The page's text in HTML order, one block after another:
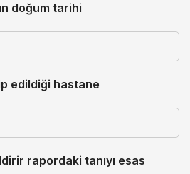
doğum tarihi
edildiği hastane
rapordaki tanıyı esas